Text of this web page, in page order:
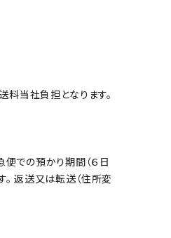
当社負担となります。
での預かり期間（６日
返送又は転送（住所変